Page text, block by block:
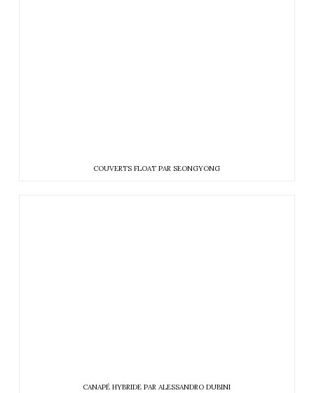
COUVERTS FLOAT PAR SEONGYONG
CANAPÉ HYBRIDE PAR ALESSANDRO DUBINI